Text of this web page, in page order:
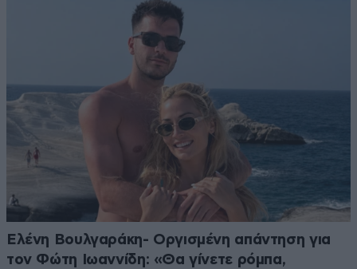
Ελένη Βουλγαράκη- Οργισμένη απάντηση για
τον Φώτη Ιωαννίδη: «Θα γίνετε ρόμπα,